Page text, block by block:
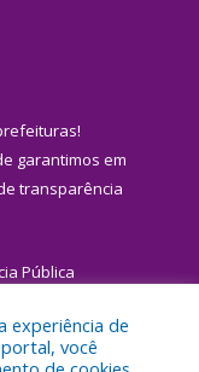
!
garantimos em
transparência
Pública
experiência de
você